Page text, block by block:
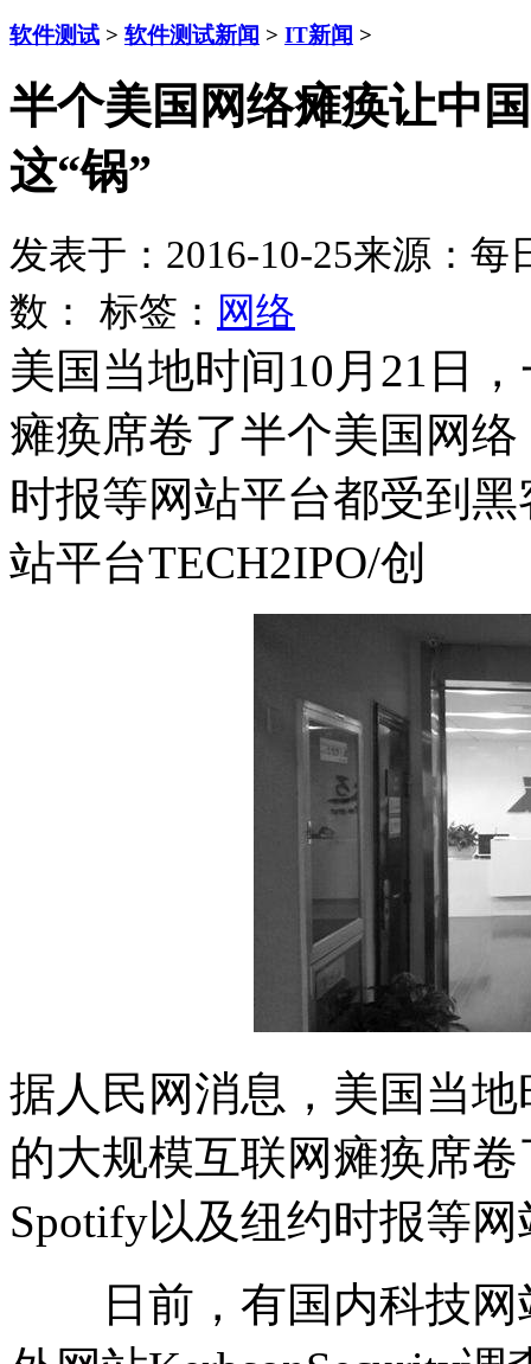
软件测试 > 软件测试新闻 > IT新闻 >
半个美国网络瘫痪让中
这“锅”
发表于：2016-10-25来源：每
数：
标签： 网络
美国当地时间10月21日
瘫痪席卷了半个美国网
时报等网站平台都受到
站平台TECH2IPO/创
据人民网消息，美国当
的大规模互联网瘫痪席
Spotify以及纽约时报等
日前，有国内科技网